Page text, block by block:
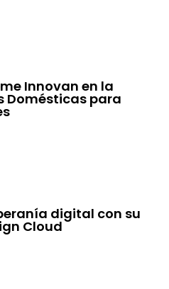
Innovan en la
Domésticas para
digital con su
Cloud